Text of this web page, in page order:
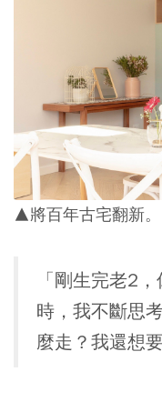
▲將百年古宅翻新。
「剛生完老2
時，我不斷思
麼走？我還想